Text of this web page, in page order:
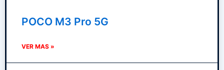
POCO M3 Pro 5G
VER MAS »